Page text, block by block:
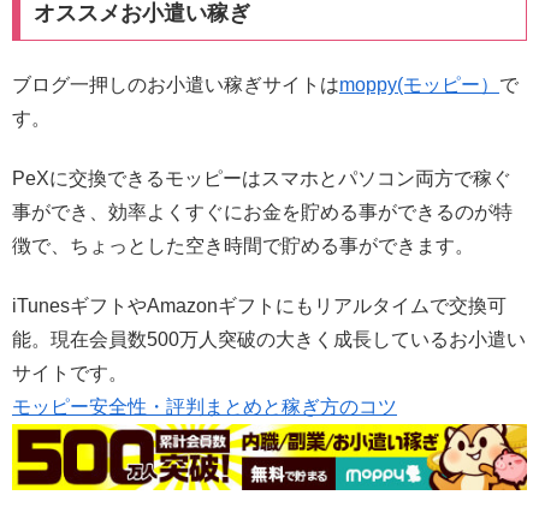
オススメお小遣い稼ぎ
ブログ一押しのお小遣い稼ぎサイトはmoppy(モッピー） で
す。
PeXに交換できるモッピーはスマホとパソコン両方で稼ぐ
事ができ、効率よくすぐにお金を貯める事ができるのが特
徴で、ちょっとした空き時間で貯める事ができます。
iTunesギフトやAmazonギフトにもリアルタイムで交換可
能。現在会員数500万人突破の大きく成長しているお小遣い
サイトです。
モッピー安全性・評判まとめと稼ぎ方のコツ